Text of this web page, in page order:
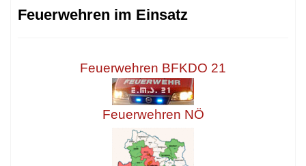
Feuerwehren im Einsatz
Feuerwehren BFKDO 21
Feuerwehren NÖ